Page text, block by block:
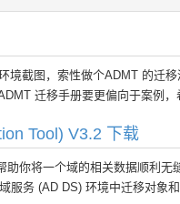
境截图，索性做个ADMT 的迁
迁移手册要更偏向于案例，
Tool) V3.2 下载
你将一个域的相关数据顺利
务 (AD DS) 环境中迁移对象和